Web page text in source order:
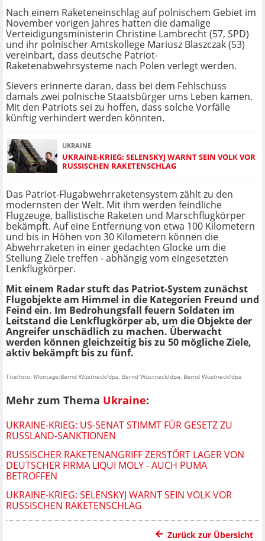
Nach einem Raketeneinschlag auf polnischem Gebiet im
November vorigen Jahres hatten die damalige
Verteidigungsministerin Christine Lambrecht (57, SPD)
und ihr polnischer Amtskollege Mariusz Blaszczak (53)
vereinbart, dass deutsche Patriot-
Raketenabwehrsysteme nach Polen verlegt werden.
Sievers erinnerte daran, dass bei dem Fehlschuss
damals zwei polnische Staatsbürger ums Leben kamen.
Mit den Patriots sei zu hoffen, dass solche Vorfälle
künftig verhindert werden könnten.
UKRAINE
UKRAINE-KRIEG: SELENSKYJ WARNT SEIN VOLK VOR
RUSSISCHEN RAKETENSCHLAG
Das Patriot-Flugabwehrraketensystem zählt zu den
modernsten der Welt. Mit ihm werden feindliche
Flugzeuge, ballistische Raketen und Marschflugkörper
bekämpft. Auf eine Entfernung von etwa 100 Kilometern
und bis in Höhen von 30 Kilometern können die
Abwehrraketen in einer gedachten Glocke um die
Stellung Ziele treffen - abhängig vom eingesetzten
Lenkflugkörper.
Mit einem Radar stuft das Patriot-System zunächst
Flugobjekte am Himmel in die Kategorien Freund und
Feind ein. Im Bedrohungsfall feuern Soldaten im
Leitstand die Lenkflugkörper ab, um die Objekte der
Angreifer unschädlich zu machen. Überwacht
werden können gleichzeitig bis zu 50 mögliche Ziele,
aktiv bekämpft bis zu fünf.
Titelfoto: Montage:Bernd Wüstneck/dpa, Bernd Wüstneck/dpa, Bernd Wüstneck/dpa
Mehr zum Thema Ukraine:
UKRAINE-KRIEG: US-SENAT STIMMT FÜR GESETZ ZU
RUSSLAND-SANKTIONEN
RUSSISCHER RAKETENANGRIFF ZERSTÖRT LAGER VON
DEUTSCHER FIRMA LIQUI MOLY - AUCH PUMA
BETROFFEN
UKRAINE-KRIEG: SELENSKYJ WARNT SEIN VOLK VOR
RUSSISCHEN RAKETENSCHLAG
Zurück zur Übersicht